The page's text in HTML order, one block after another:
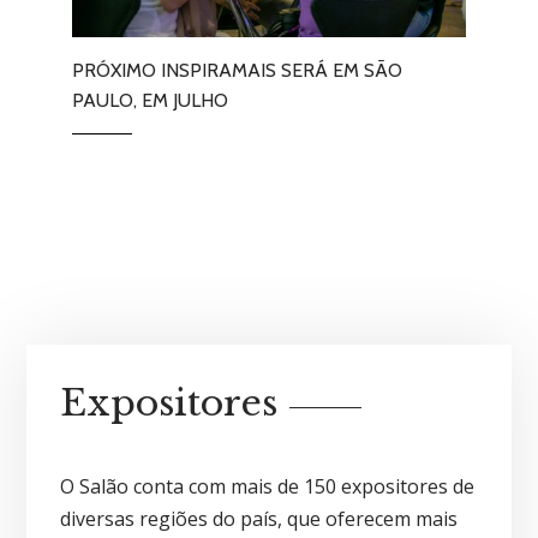
PRÓXIMO INSPIRAMAIS SERÁ EM SÃO
PAULO, EM JULHO
Expositores
O Salão conta com mais de 150 expositores de
diversas regiões do país, que oferecem mais